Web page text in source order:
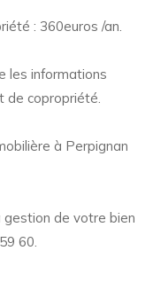
: 360euros /an.
les informations
de copropriété.
à Perpignan
gestion de votre bien
60.